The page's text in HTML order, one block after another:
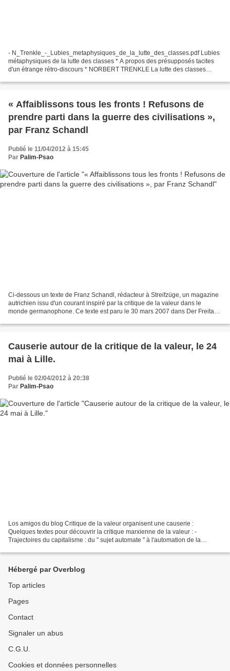
- N_Trenkle_-_Lubies_metaphysiques_de_la_lutte_des_classes.pdf Lubies
métaphysiques de la lutte des classes * A propos des présupposés tacites
d'un étrange rétro-discours * NORBERT TRENKLE La lutte des classes
« Affaiblissons tous les fronts ! Refusons de
prendre parti dans la guerre des civilisations »,
par Franz Schandl
Publié le 11/04/2012 à 15:45
Par Palim-Psao
Ci-dessous un texte de Franz Schandl, rédacteur à Streifzüge, un magazine
autrichien issu d'un courant inspiré par la critique de la valeur dans le
monde germanophone. Ce texte est paru le 30 mars 2007 dans Der Freitag.
Causerie autour de la critique de la valeur, le 24
mai à Lille.
Publié le 02/04/2012 à 20:38
Par Palim-Psao
Los amigos du blog Critique de la valeur organisent une causerie :
Quelques textes pour découvrir la critique marxienne de la valeur : -
Trajectoires du capitalisme : du " sujet automate " à l'automation de la
Hébergé par Overblog
Top articles
Pages
Contact
Signaler un abus
C.G.U.
Cookies et données personnelles